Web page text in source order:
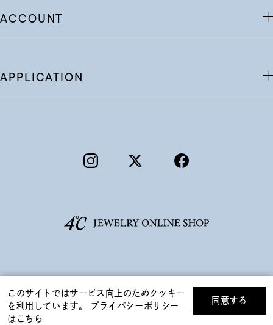
絞り込んで検索する
ACCOUNT
APPLICATION
このサイトではサービス向上のためクッキー
を利用しています。
プライバシーポリシー
はこちら
同意する